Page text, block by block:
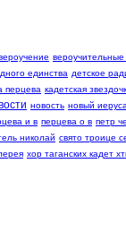
единства детское
перцева кадетская
новость новый
и в перцева о в петр
николай свято троице
хор таганских кадет